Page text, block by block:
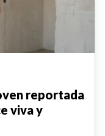
reportada
viva y